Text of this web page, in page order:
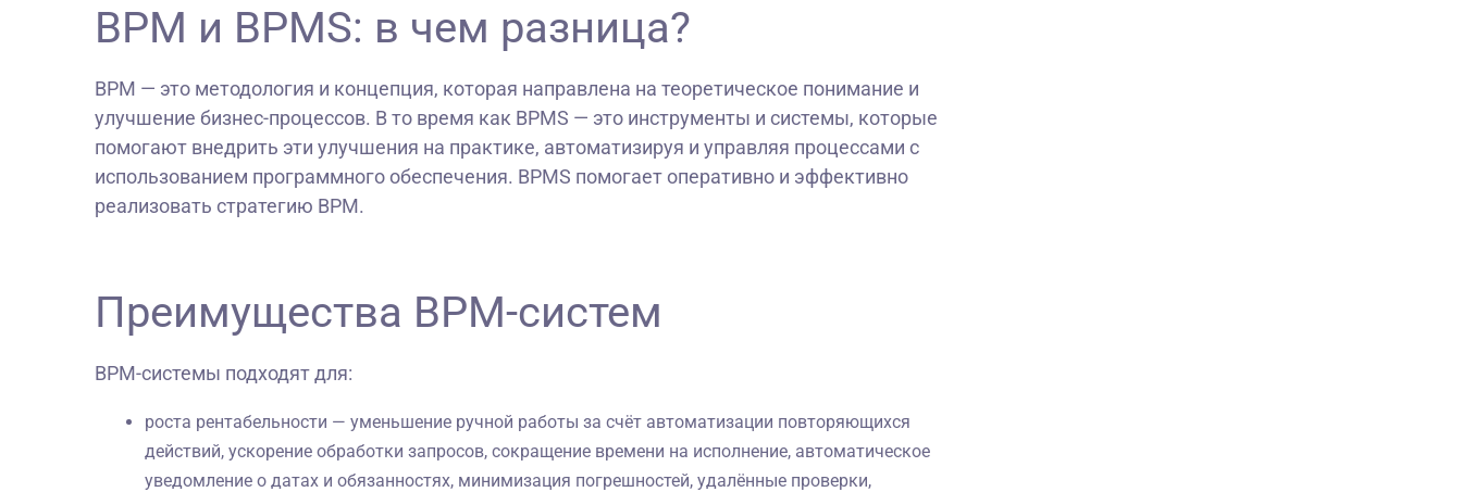
BPM и BPMS: в чем разница?
BPM — это методология и концепция, которая направлена на теоретическое понимание и
улучшение бизнес-процессов. В то время как BPMS — это инструменты и системы, которые
помогают внедрить эти улучшения на практике, автоматизируя и управляя процессами с
использованием программного обеспечения. BPMS помогает оперативно и эффективно
реализовать стратегию BPM.
Преимущества BPM-систем
BPM-системы подходят для:
роста рентабельности — уменьшение ручной работы за счёт автоматизации повторяющихся
действий, ускорение обработки запросов, сокращение времени на исполнение, автоматическое
уведомление о датах и обязанностях, минимизация погрешностей, удалённые проверки,